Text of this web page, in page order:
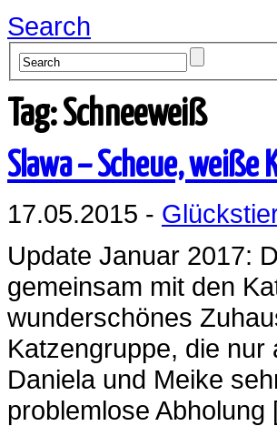
Search
Tag: Schneeweiß
Slawa – Scheue, weiße
17.05.2015 -
Update Januar 2017:
gemeinsam mit den
wunderschönes
Katzengruppe, die
Daniela und Meike
problemlose